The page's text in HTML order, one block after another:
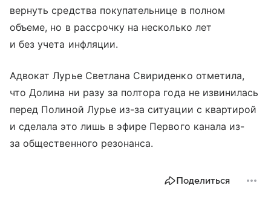
вернуть средства покупательнице в полном
объеме, но в рассрочку на несколько лет
и без учета инфляции.
Адвокат Лурье Светлана Свириденко отметила,
что Долина ни разу за полтора года не извинилась
перед Полиной Лурье из-за ситуации с квартирой
и сделала это лишь в эфире Первого канала из-
за общественного резонанса.
Поделиться